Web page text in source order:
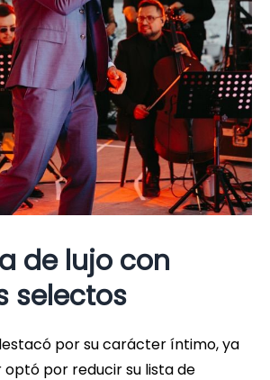
de lujo con
selectos
por su carácter íntimo, ya
optó por reducir su lista de